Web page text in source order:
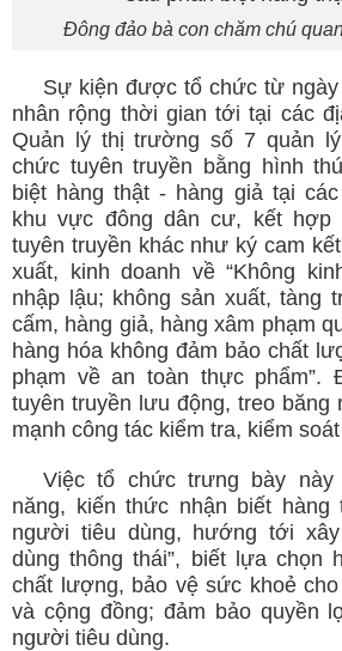
Đông đảo bà con chăm chú
Sự kiện được tổ chức từ
nhân rộng thời gian tới tại các
Quản lý thị trường số 7 quản
chức tuyên truyền bằng hình
biệt hàng thật - hàng giả tại
khu vực đông dân cư, kết
tuyên truyền khác như ký cam
xuất, kinh doanh về “Không
nhập lậu; không sản xuất, tàng
cấm, hàng giả, hàng xâm phạm
hàng hóa không đảm bảo chất
phạm về an toàn thực phẩm”.
tuyên truyền lưu động, treo băng
mạnh công tác kiểm tra, kiểm
Việc tổ chức trưng bày
năng, kiến thức nhận biết hàng
người tiêu dùng, hướng tới
dùng thông thái”, biết lựa chọn
chất lượng, bảo vệ sức khoẻ
và cộng đồng; đảm bảo quyền
người tiêu dùng.